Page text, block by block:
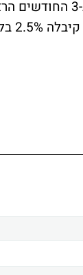
קיבלה 2.5% בלבד.